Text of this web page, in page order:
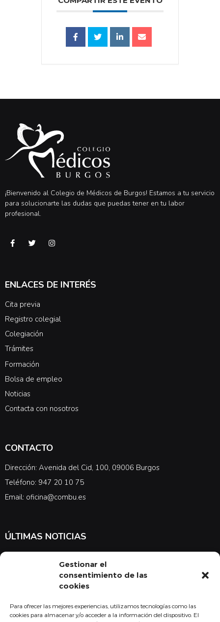
Gestionar el
consentimiento de las
cookies
Para ofrecer las mejores experiencias, utilizamos tecnologías como las
cookies para almacenar y/o acceder a la información del dispositivo. El
¡Bienvenido al Colegio de Médicos de Burgos! Estamos a tu servicio
para solucionarte las dudas que puedas tener en tu labor
profesional.
ENLACES DE INTERÉS
Cita previa
Registro colegial
Colegiación
Trámites
Formación
Bolsa de empleo
Noticias
Contacta con nosotros
CONTACTO
Dirección: Avenida del Cid, 100, 09006 Burgos
Teléfono: 947 20 10 75
Email: oficina@combu.es
ÚLTIMAS NOTICIAS
noticias en cuanto a medicina y el COMBU
Acepto la política de privacidad